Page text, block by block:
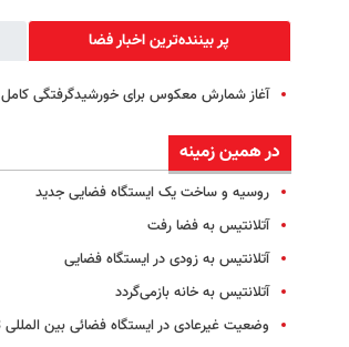
پر بیننده‌ترین اخبار فضا
آغاز شمارش معکوس برای خورشیدگرفتگی کامل
در همین زمینه
روسیه و ساخت یک ایستگاه فضایی جدید
آتلانتیس به فضا رفت
آتلانتیس به زودی در ایستگاه فضایی
آتلانتیس به خانه بازمی‌گردد
وضعیت غیرعادی در ایستگاه فضائی بین المللی ISS